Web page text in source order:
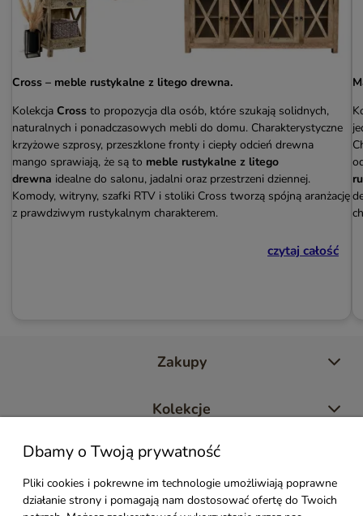
Cross – meble rustykalne z litego drewna.
Kolekcja Cross to propozycja dla osób, które szukają solidnych,
naturalnych i ponadczasowych mebli do domu. Charakterystyczne
krzyżowe szprosy, przeszklone fronty i ciepły odcień drewna
mango sprawiają, że są to meble rustykalne z litego
drewna idealne do salonu, jadalni oraz przestrzeni dziennej.
Komody, witryny, szafki RTV i stoliki Cross tworzą spójną aranżację
z prawdziwym rustykalnym charakterem.
czytaj całość
Zakupy
Kolekcje
Moje konto
Pomoc
Dbamy o Twoją prywatność
Pliki cookies i pokrewne im technologie umożliwiają poprawne
działanie strony i pomagają nam dostosować ofertę do Twoich